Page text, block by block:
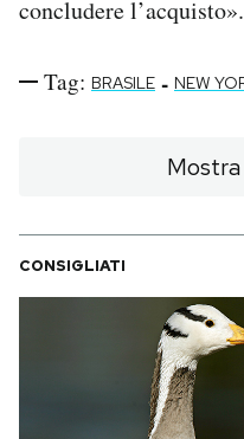
concludere l’acquisto».
Tag: BRASILE - NEW
CONSIGLIATI